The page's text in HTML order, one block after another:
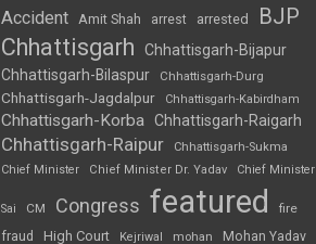
Accident Amit Shah arrest arrested BJP
Chhattisgarh
Chhattisgarh-Bijapur
Chhattisgarh-Bilaspur
Chhattisgarh-Durg
Chhattisgarh-Jagdalpur Chhattisgarh-Kabirdham
Chhattisgarh-Korba Chhattisgarh-Raigarh
Chhattisgarh-Raipur
Chhattisgarh-Sukma
Chief Minister
Chief Minister Dr. Yadav Chief Minister
Sai CM Congress featured
fire
fraud
High Court Kejriwal mohan Mohan Yadav